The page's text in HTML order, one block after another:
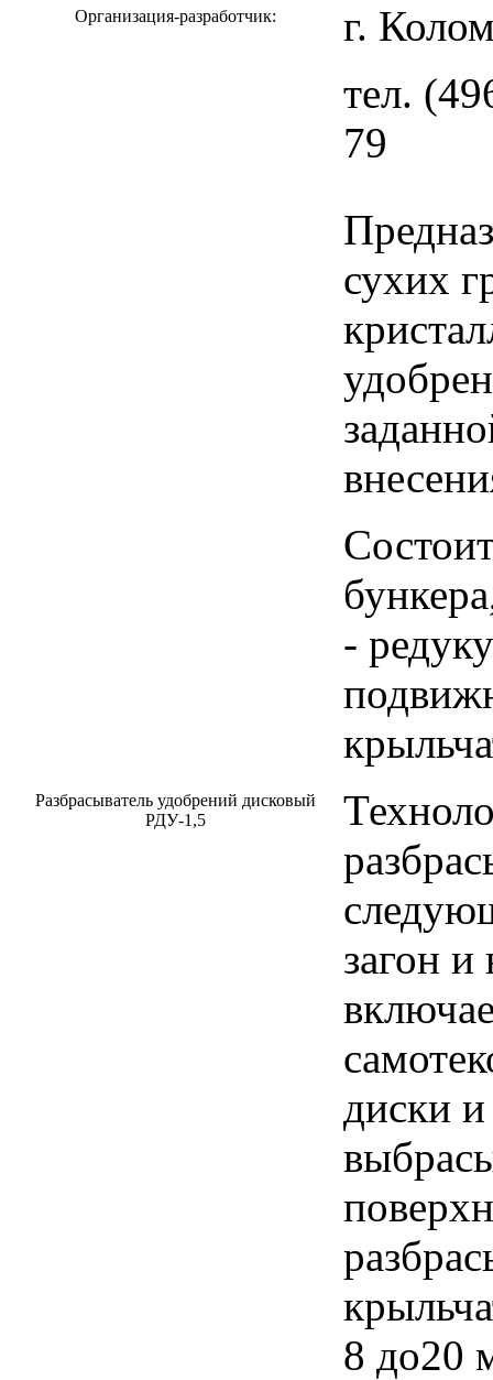
Организация-разработчик:
г.
тел.
79
Разбрасыватель удобрений дисковый
РДУ-1,5
сухих
-
загон и
диски
8 до20